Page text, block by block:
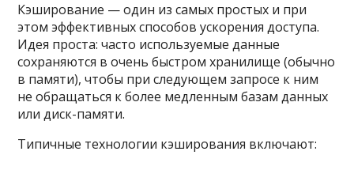
Кэширование — один из самых простых и при
этом эффективных способов ускорения доступа.
Идея проста: часто используемые данные
сохраняются в очень быстром хранилище (обычно
в памяти), чтобы при следующем запросе к ним
не обращаться к более медленным базам данных
или диск-памяти.
Типичные технологии кэширования включают: